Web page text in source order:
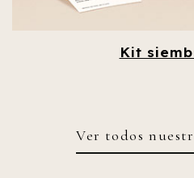
Kit
Ver todos